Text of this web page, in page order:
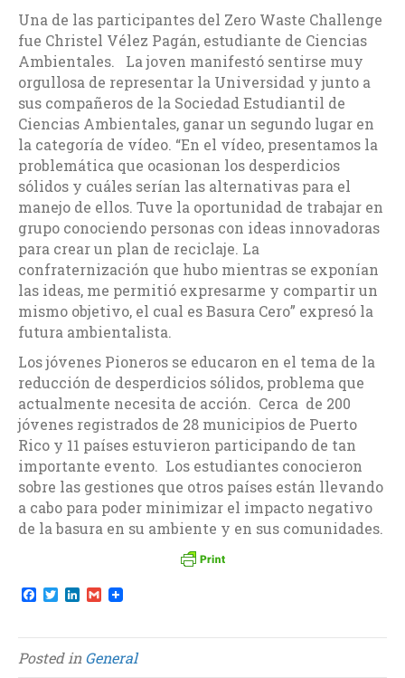
Una de las participantes del Zero Waste Challenge
fue Christel Vélez Pagán, estudiante de Ciencias
Ambientales. La joven manifestó sentirse muy
orgullosa de representar la Universidad y junto a
sus compañeros de la Sociedad Estudiantil de
Ciencias Ambientales, ganar un segundo lugar en
la categoría de vídeo. “En el vídeo, presentamos la
problemática que ocasionan los desperdicios
sólidos y cuáles serían las alternativas para el
manejo de ellos. Tuve la oportunidad de trabajar en
grupo conociendo personas con ideas innovadoras
para crear un plan de reciclaje. La
confraternización que hubo mientras se exponían
las ideas, me permitió expresarme y compartir un
mismo objetivo, el cual es Basura Cero” expresó la
futura ambientalista.
Los jóvenes Pioneros se educaron en el tema de la
reducción de desperdicios sólidos, problema que
actualmente necesita de acción. Cerca de 200
jóvenes registrados de 28 municipios de Puerto
Rico y 11 países estuvieron participando de tan
importante evento. Los estudiantes conocieron
sobre las gestiones que otros países están llevando
a cabo para poder minimizar el impacto negativo
de la basura en su ambiente y en sus comunidades.
F
e
b
o
T
t
t
e
L
k
e
d
G
i
l
Posted inGeneral